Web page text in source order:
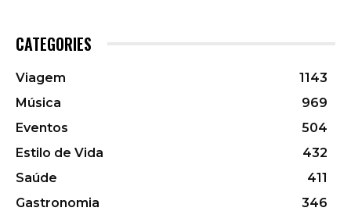
CATEGORIES
Viagem
1143
Música
969
Eventos
504
Estilo de Vida
432
Saúde
411
Gastronomia
346